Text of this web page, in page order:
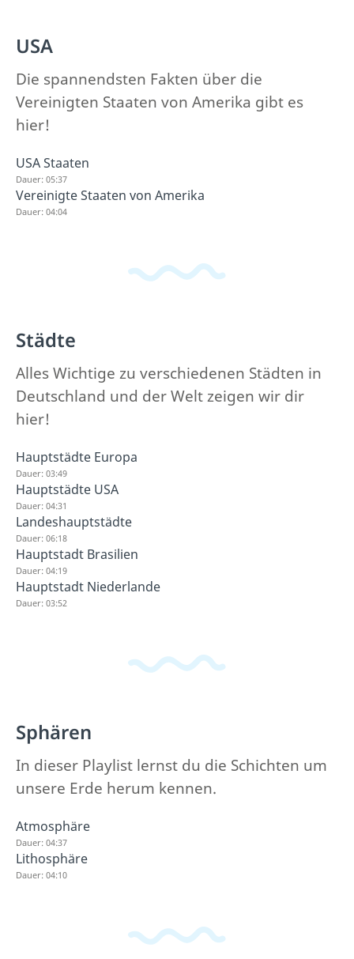
USA
Die spannendsten Fakten über die
Vereinigten Staaten von Amerika gibt es
hier!
USA Staaten
Dauer: 05:37
Vereinigte Staaten von Amerika
Dauer: 04:04
Städte
Alles Wichtige zu verschiedenen Städten in
Deutschland und der Welt zeigen wir dir
hier!
Hauptstädte Europa
Dauer: 03:49
Hauptstädte USA
Dauer: 04:31
Landeshauptstädte
Dauer: 06:18
Hauptstadt Brasilien
Dauer: 04:19
Hauptstadt Niederlande
Dauer: 03:52
Sphären
In dieser Playlist lernst du die Schichten um
unsere Erde herum kennen.
Atmosphäre
Dauer: 04:37
Lithosphäre
Dauer: 04:10